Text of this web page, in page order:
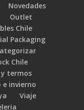
Novedades
Outlet
Chile
Packaging
Chile
termos
e invierno
Viaje